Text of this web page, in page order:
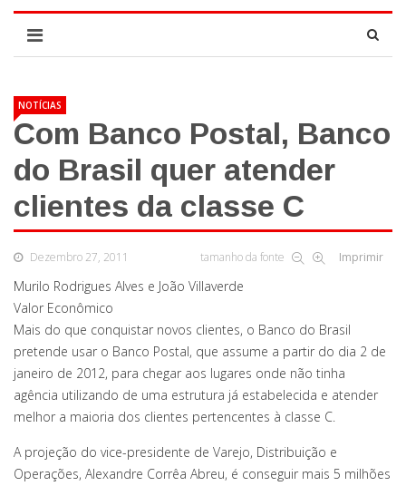
NOTÍCIAS
Com Banco Postal, Banco
do Brasil quer atender
clientes da classe C
Dezembro 27, 2011 tamanho da fonte Imprimir
Murilo Rodrigues Alves e João Villaverde
Valor Econômico
Mais do que conquistar novos clientes, o Banco do Brasil
pretende usar o Banco Postal, que assume a partir do dia 2 de
janeiro de 2012, para chegar aos lugares onde não tinha
agência utilizando de uma estrutura já estabelecida e atender
melhor a maioria dos clientes pertencentes à classe C.
A projeção do vice-presidente de Varejo, Distribuição e
Operações, Alexandre Corrêa Abreu, é conseguir mais 5 milhões